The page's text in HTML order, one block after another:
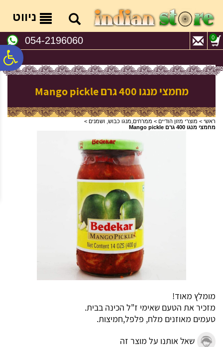
נגישות
אתר
המרכזי
ניווט
054-2196060 0
מחמצי מנגו 400 גרם Mango pickle
ראשי > מוצרי מזון הודיים > ממרחים,מנגו כבוש, ושמנים >
מחמצי מנגו 400 גרם Mango pickle
מומלץ מאוד!
מזכיר את הטעם שאימי ז"ל הכינה בבית.
טעמים מאוזנים מלח, פלפל,חמיצות.
שאל אותנו על מוצר זה